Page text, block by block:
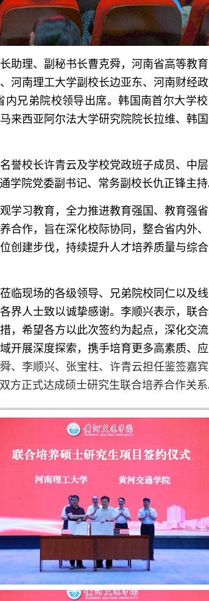
助理、副秘书长曹克舜，河南省高等教
河南理工大学副校长边亚东、河南财经
兄弟院校领导出席。韩国南首尔大学
来西亚阿尔法大学研究院院长拉维、韩
誉校长许青云及学校党政班子成员、中
学院党委副书记、常务副校长仇正锋主
学习教育，全力推进教育强国、教育强
合作，旨在深化校际协同，整合省内外
创建步伐，持续提升人才培养质量与综
临现场的各级领导、兄弟院校同仁以及
界人士致以诚挚感谢。李顺兴表示，联
，希望各方以此次签约为起点，深化交
开展深度探索，携手培育更多高素质、
、李顺兴、张宝柱、许青云担任鉴签嘉
方正式达成硕士研究生联合培养合作关